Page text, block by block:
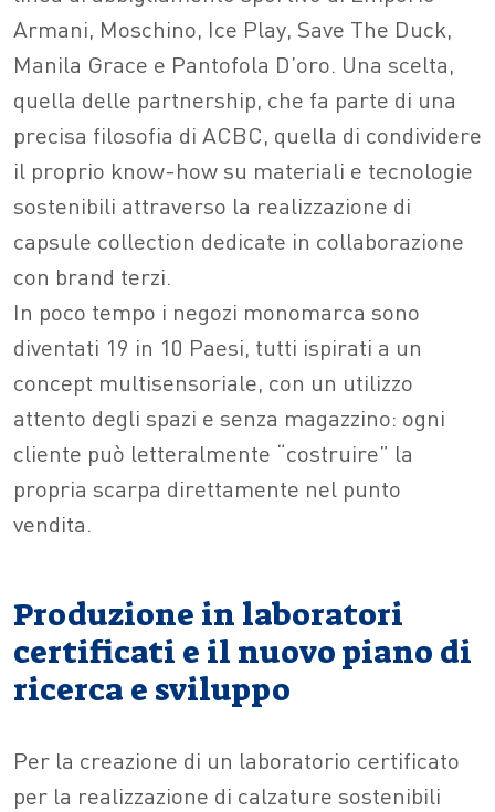
Armani, Moschino, Ice Play, Save The Duck,
Manila Grace e Pantofola D’oro. Una scelta,
quella delle partnership, che fa parte di una
precisa filosofia di ACBC, quella di condividere
il proprio know-how su materiali e tecnologie
sostenibili attraverso la realizzazione di
capsule collection dedicate in collaborazione
con brand terzi.
In poco tempo i negozi monomarca sono
diventati 19 in 10 Paesi, tutti ispirati a un
concept multisensoriale, con un utilizzo
attento degli spazi e senza magazzino: ogni
cliente può letteralmente “costruire” la
propria scarpa direttamente nel punto
vendita.
Produzione in laboratori
certificati e il nuovo piano di
ricerca e sviluppo
Per la creazione di un laboratorio certificato
per la realizzazione di calzature sostenibili